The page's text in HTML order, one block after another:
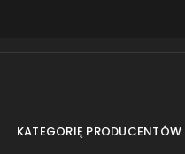
KATEGORIĘ PRODUCENTÓW